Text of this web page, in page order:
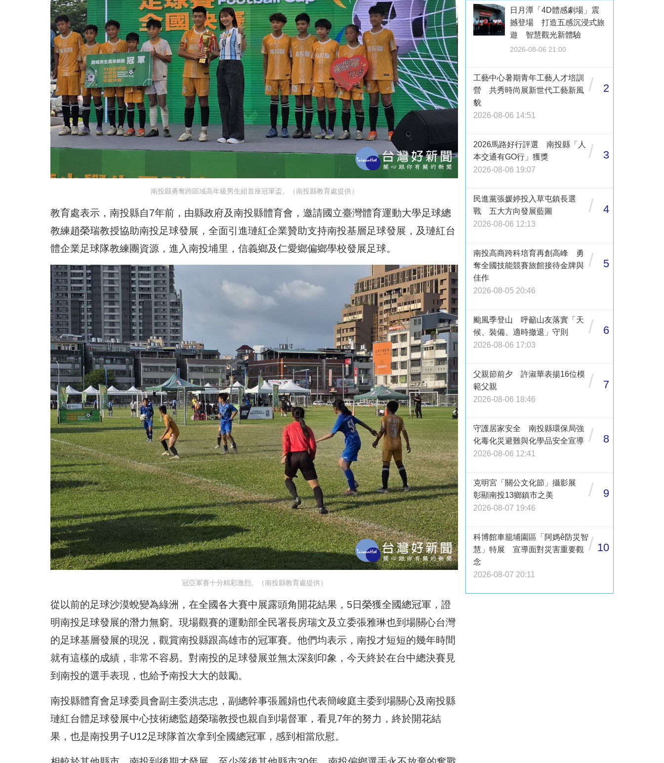
南投縣勇奪跨區域高年級男生組首座冠軍盃。（南投縣教育處提供）
教育處表示，南投縣自7年前，由縣政府及南投縣體育會，邀請國立臺灣體育運動大學足球總
教練趙榮瑞教授協助南投足球發展，全面引進璉紅企業贊助支持南投基層足球發展，及璉紅台
體企業足球隊教練團資源，進入南投埔里，信義鄉及仁愛鄉偏鄉學校發展足球。
冠亞軍賽十分精彩激烈。（南投縣教育處提供）
從以前的足球沙漠蛻變為綠洲，在全國各大賽中展露頭角開花結果，5日榮獲全國總冠軍，證
明南投足球發展的潛力無窮。現場觀賽的運動部全民署長房瑞文及立委張雅琳也到場關心台灣
的足球基層發展的現況，觀賞南投縣跟高雄市的冠軍賽。他們均表示，南投才短短的幾年時間
就有這樣的成績，非常不容易。對南投的足球發展並無太深刻印象，今天終於在台中總決賽見
到南投的選手表現，也給予南投大大的鼓勵。
南投縣體育會足球委員會副主委洪志忠，副總幹事張麗娟也代表簡峻庭主委到場關心及南投縣
璉紅台體足球發展中心技術總監趙榮瑞教授也親自到場督軍，看見7年的努力，終於開花結
果，也是南投男子U12足球隊首次拿到全國總冠軍，感到相當欣慰。
日月潭「4D體感劇場」震
撼登場 打造五感沉浸式旅
遊 智慧觀光新體驗
2026-08-06 21:00
工藝中心暑期青年工藝人才培訓
營 共秀時尚展新世代工藝新風
貌
2026-08-06 14:51
/ 2
2026馬路好行評選 南投縣「人
本交通有GO行」獲獎
2026-08-06 19:07
/ 3
民進黨張媛婷投入草屯鎮長選
戰 五大方向發展藍圖
2026-08-06 12:13
/ 4
南投高商跨科培育再創高峰 勇
奪全國技能競賽旅館接待金牌與
佳作
2026-08-05 20:46
/ 5
颱風季登山 呼籲山友落實「天
候、裝備、適時撤退」守則
2026-08-06 17:03
/ 6
父親節前夕 許淑華表揚16位模
範父親
2026-08-06 18:46
/ 7
守護居家安全 南投縣環保局強
化毒化災避難與化學品安全宣導
2026-08-06 12:41
/ 8
克明宮「關公文化節」攝影展
彰顯南投13鄉鎮市之美
2026-08-07 19:46
/ 9
科博館車籠埔園區「阿媽ê防災智
慧」特展 宣導面對災害重要觀
念
2026-08-07 20:11
/ 10